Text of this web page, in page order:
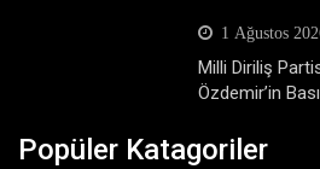
1 Ağustos
Milli Diriliş
Özdemir’in
Popüler Katagoriler